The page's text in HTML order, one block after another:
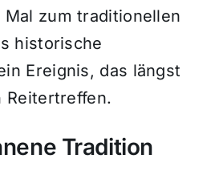
Mal zum traditionellen
historische
Ereignis, das längst
Reitertreffen.
Tradition